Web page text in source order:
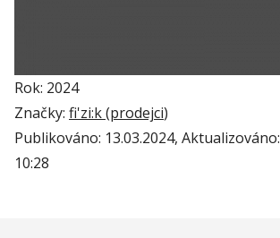
Rok: 2024
Značky: fi'zi:k (prodejci)
Publikováno: 13.03.2024, Aktualizováno:
10:28